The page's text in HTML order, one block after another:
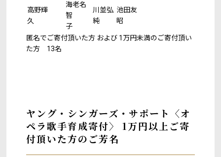
高野輝
久
海老名
智
子
川並弘
純
池田友
昭
匿名でご寄付頂いた方 および 1万円未満のご寄付頂い
た方 13名
ヤング・シンガーズ・サポート〈オ
ペラ歌手育成寄付〉 1万円以上ご寄
付頂いた方のご芳名